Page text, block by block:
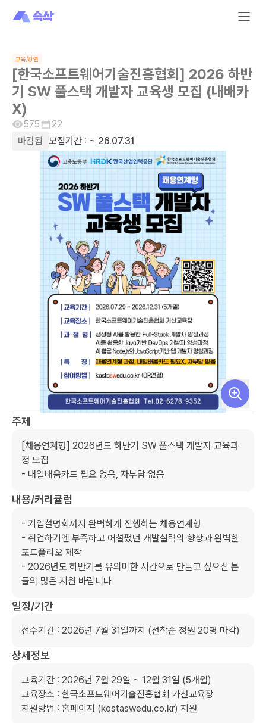
교육/강연
[한국소프트웨어기술진흥협회] 2026 하반
기 SW 풀스택 개발자 교육생 모집 (내배카
X)
575
22
마감됨
모집기간 : ~ 26.07.31
주제
[채용연계형] 2026년도 하반기 SW 풀스택 개발자 교육과
정 모집
- 내일배움카드 필요 없음, 자부담 없음
내용/커리큘럼
- 기업설명회까지 완벽하게 진행하는 채용연계형
- 취업하기엔 부족하고 어설펐던 개발실력의 향상과 완벽한
포트폴리오 제작
- 2026년도 하반기를 유의미한 시간으로 만들고 싶으신 분
들의 많은 지원 바랍니다
일정/기간
접수기간 : 2026년 7월 31일까지 (선착순 정원 20명 마감)
상세정보
교육기간 : 2026년 7월 29일 ~ 12월 31일 (5개월)
교육장소 : 한국소프트웨어기술진흥협회 가산교육장
지원방법 : 홈페이지 (kostaswedu.co.kr) 지원